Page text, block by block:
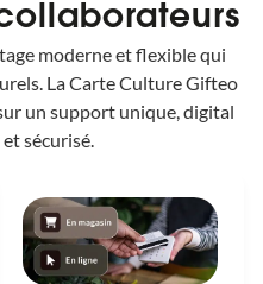
moderne et flexible qui
La Carte Culture Gifteo
un support unique, digital
sécurisé.